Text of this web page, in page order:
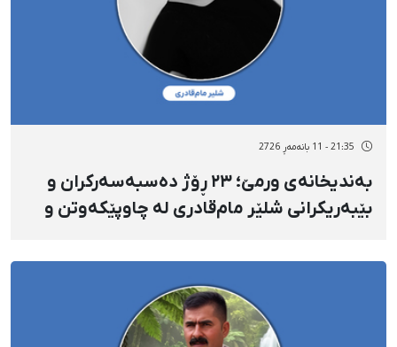
21:35 - 11 بانەمەڕ 2726
بەندیخانەی ورمێ؛ ٢٣ ڕۆژ دەسبەسەرکران و
بێبەریکرانی شلێر مام‌قادری لە چاوپێکەوتن و
منداڵەکانیەتی